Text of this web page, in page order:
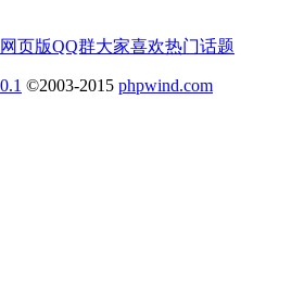
页版QQ群大家喜欢热门话题
©2003-2015 phpwind.com